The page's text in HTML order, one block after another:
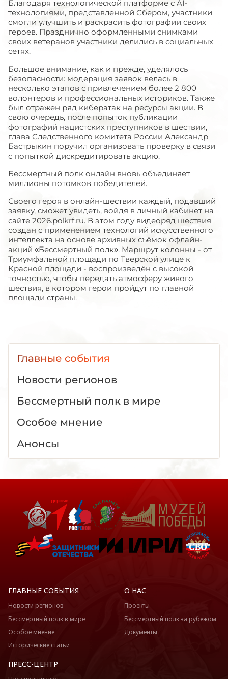
Благодаря технологической платформе с AI-
технологиями, представленной Сбером, участники
смогли улучшить и раскрасить фотографии своих
героев. Празднично оформленными снимками
своих ветеранов участники делились в социальных
сетях.
Большое внимание, как и прежде, уделялось
безопасности: модерация заявок велась в
несколько этапов с привлечением более 2 800
волонтеров и профессиональных историков. Также
был отражен ряд кибератак на ресурсы акции. В
свою очередь, после попыток публикации
фотографий нацистских преступников в шествии,
глава Следственного комитета России Александр
Бастрыкин поручил организовать проверку в связи
с попыткой дискредитировать акцию.
Бессмертный полк онлайн вновь объединяет
миллионы потомков победителей.
Своего героя в онлайн-шествии каждый, подавший
заявку, сможет увидеть, войдя в личный кабинет на
сайте 2026.polkrf.ru. В этом году видеоряд шествия
создан с применением технологий искусственного
интеллекта на основе архивных съёмок офлайн-
акций «Бессмертный полк». Маршрут колонны - от
Триумфальной площади по Тверской улице к
Красной площади - воспроизведён с высокой
точностью, чтобы передать атмосферу живого
шествия, в котором герои пройдут по главной
площади страны.
Главные события
Новости регионов
Бессмертный полк в мире
Особое мнение
Анонсы
ГЛАВНЫЕ СОБЫТИЯ
Новости регионов
Бессмертный полк в мире
Особое мнение
Исторические статьи
О НАС
Проекты
Бессмертный полк за рубежом
Документы
ПРЕСС-ЦЕНТР